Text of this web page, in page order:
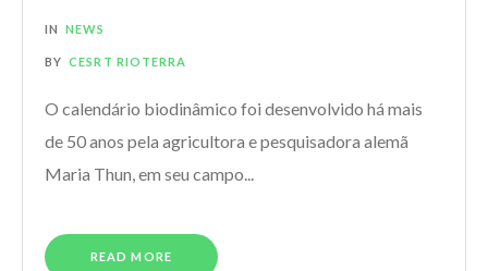
IN NEWS
BY CESRT RIOTERRA
O calendário biodinâmico foi desenvolvido há mais
de 50 anos pela agricultora e pesquisadora alemã
Maria Thun, em seu campo...
READ MORE